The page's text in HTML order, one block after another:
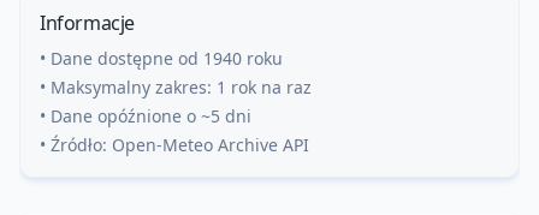
Informacje
• Dane dostępne od 1940 roku
• Maksymalny zakres: 1 rok na raz
• Dane opóźnione o ~5 dni
• Źródło: Open-Meteo Archive API